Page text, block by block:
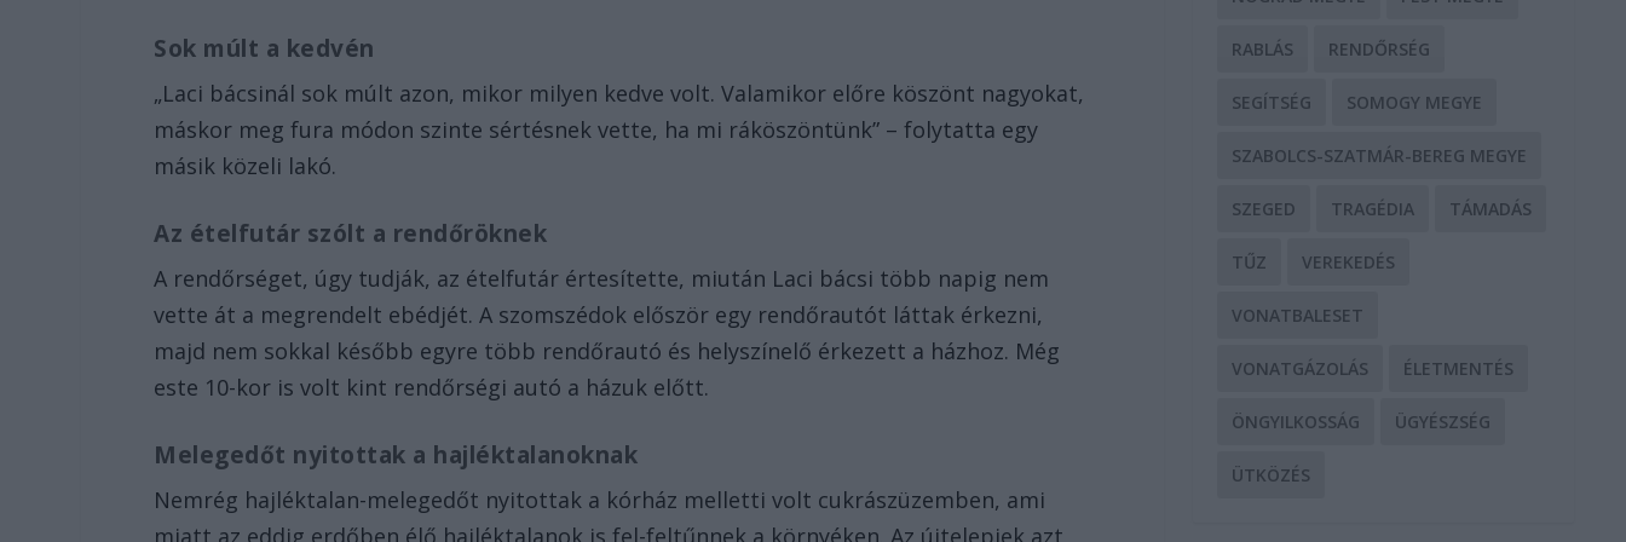
Sok múlt a kedvén
„Laci bácsinál sok múlt azon, mikor milyen kedve volt. Valamikor előre köszönt nagyokat,
máskor meg fura módon szinte sértésnek vette, ha mi ráköszöntünk” – folytatta egy
másik közeli lakó.
Az ételfutár szólt a rendőröknek
A rendőrséget, úgy tudják, az ételfutár értesítette, miután Laci bácsi több napig nem
vette át a megrendelt ebédjét. A szomszédok először egy rendőrautót láttak érkezni,
majd nem sokkal később egyre több rendőrautó és helyszínelő érkezett a házhoz. Még
este 10-kor is volt kint rendőrségi autó a házuk előtt.
Melegedőt nyitottak a hajléktalanoknak
Nemrég hajléktalan-melegedőt nyitottak a kórház melletti volt cukrászüzemben, ami
miatt az eddig erdőben élő hajléktalanok is fel-feltűnnek a környéken. Az újtelepiek azt
RABLÁS RENDŐRSÉG
SEGÍTSÉG SOMOGY MEGYE
SZABOLCS-SZATMÁR-BEREG MEGYE
SZEGED TRAGÉDIA TÁMADÁS
TŰZ VEREKEDÉS
VONATBALESET
VONATGÁZOLÁS ÉLETMENTÉS
ÖNGYILKOSSÁG ÜGYÉSZSÉG
ÜTKÖZÉS